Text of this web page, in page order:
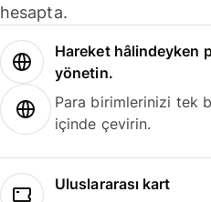
hesapta.
Hareket hâlindeyken
yönetin.
Para birimlerinizi tek
içinde çevirin.
Uluslararası kart